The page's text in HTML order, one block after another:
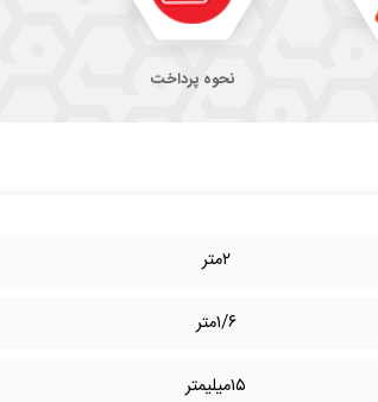
نحوه پرداخت
۲متر
۱/۶متر
۱۵میلیمتر